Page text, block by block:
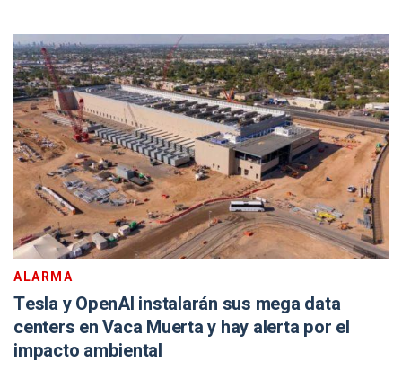
ALARMA
Tesla y OpenAI instalarán sus mega data
centers en Vaca Muerta y hay alerta por el
impacto ambiental